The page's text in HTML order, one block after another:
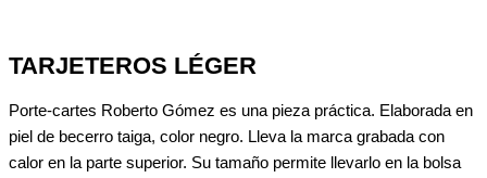
TARJETEROS LÉGER
Porte-cartes Roberto Gómez es una pieza práctica. Elaborada en
piel de becerro taiga, color negro. Lleva la marca grabada con
calor en la parte superior. Su tamaño permite llevarlo en la bolsa